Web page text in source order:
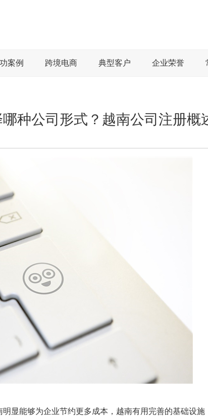
案例 跨境电商 典型客户 企业荣誉
种公司形式？越南公司注册概
显能够为企业节约更多成本，越南有用完善的基础设施